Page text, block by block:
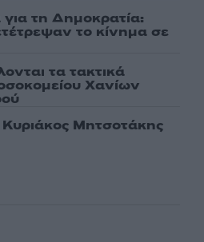
τη Δημοκρατία:
το κίνημα σε
τα τακτικά
Χανίων
Κυριάκος Μητσοτάκης